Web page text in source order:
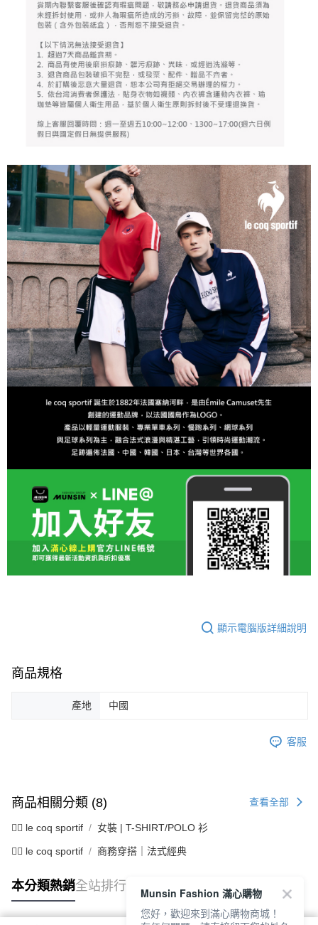
顯示電腦版詳細說明
商品規格
產地 中國
客服
商品相關分類 (8) 查看全部
🚴‍♂️ le coq sportif 女裝 | T-SHIRT/POLO 衫
🚴‍♂️ le coq sportif 商務穿搭｜法式經典
本分類熱銷全站排行
Munsin Fashion 滿心購物
您好，歡迎來到滿心購物商城！